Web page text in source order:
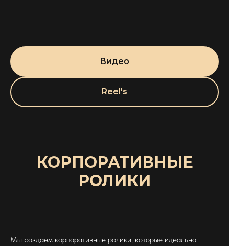
Видео
Reel's
КОРПОРАТИВНЫЕ
РОЛИКИ
Мы создаем корпоративные ролики, которые идеально